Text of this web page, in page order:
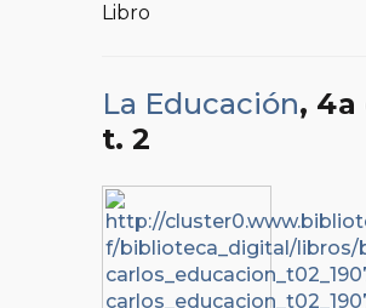
Libro
La Educación, 4a
t. 2